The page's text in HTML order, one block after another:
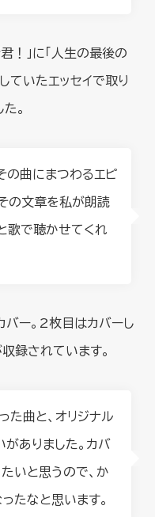
」に「人生の最後の
ていたエッセイで取り
。
の曲にまつわるエピ
の文章を私が朗読
歌で聴かせてくれ
ー。2枚目はカバーし
録されています。
た曲と、オリジナル
ありました。カバ
いと思うので、か
たなと思います。